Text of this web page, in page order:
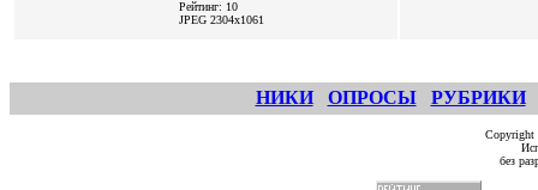
Рейтинг: 10
JPEG 2304x1061
НИКИ ОПРОСЫ РУБРИКИ
без